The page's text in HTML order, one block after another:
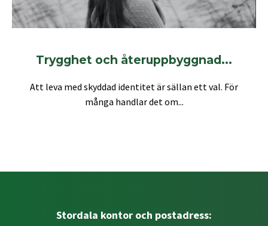
Trygghet och återuppbyggnad...
Att leva med skyddad identitet är sällan ett val. För
många handlar det om...
Stordala kontor och postadress: